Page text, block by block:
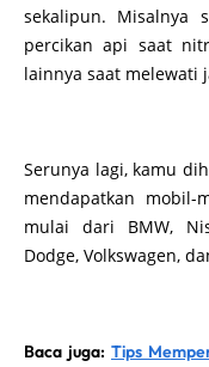
sekalipun. Misalnya
percikan api saat
lainnya saat melewati
Serunya lagi, kamu
mendapatkan
mulai dari BMW,
Dodge, Volkswagen,
Baca juga: Tips